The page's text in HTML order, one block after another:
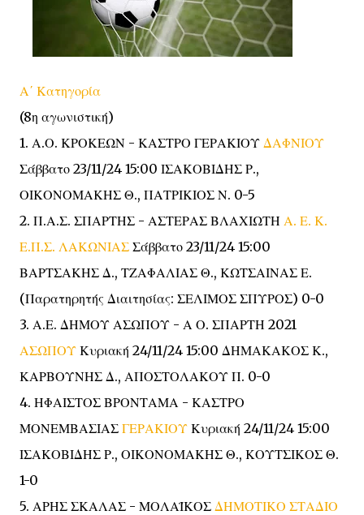
Α΄ Κατηγορία
(8η αγωνιστική)
1. Α.Ο. ΚΡΟΚΕΩΝ - ΚΑΣΤΡΟ ΓΕΡΑΚΙΟΥ ΔΑΦΝΙΟΥ
Σάββατο 23/11/24 15:00 ΙΣΑΚΟΒΙΔΗΣ Ρ.,
ΟΙΚΟΝΟΜΑΚΗΣ Θ., ΠΑΤΡΙΚΙΟΣ Ν. 0-5
2. Π.Α.Σ. ΣΠΑΡΤΗΣ - ΑΣΤΕΡΑΣ ΒΛΑΧΙΩΤΗ Α. Ε. Κ.
Ε.Π.Σ. ΛΑΚΩΝΙΑΣ Σάββατο 23/11/24 15:00
ΒΑΡΤΣΑΚΗΣ Δ., ΤΖΑΦΑΛΙΑΣ Θ., ΚΩΤΣΑΙΝΑΣ Ε.
(Παρατηρητής Διαιτησίας: ΣΕΛΙΜΟΣ ΣΠΥΡΟΣ) 0-0
3. Α.Ε. ΔΗΜΟΥ ΑΣΩΠΟΥ - Α Ο. ΣΠΑΡΤΗ 2021
ΑΣΩΠΟΥ Κυριακή 24/11/24 15:00 ΔΗΜΑΚΑΚΟΣ Κ.,
ΚΑΡΒΟΥΝΗΣ Δ., ΑΠΟΣΤΟΛΑΚΟΥ Π. 0-0
4. ΗΦΑΙΣΤΟΣ ΒΡΟΝΤΑΜΑ - ΚΑΣΤΡΟ
ΜΟΝΕΜΒΑΣΙΑΣ ΓΕΡΑΚΙΟΥ Κυριακή 24/11/24 15:00
ΙΣΑΚΟΒΙΔΗΣ Ρ., ΟΙΚΟΝΟΜΑΚΗΣ Θ., ΚΟΥΤΣΙΚΟΣ Θ.
1-0
5. ΑΡΗΣ ΣΚΑΛΑΣ - ΜΟΛΑΪΚΟΣ ΔΗΜΟΤΙΚΟ ΣΤΑΔΙΟ